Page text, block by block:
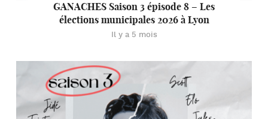
GANACHES Saison 3 épisode 8 – Les
élections municipales 2026 à Lyon
Il y a 5 mois